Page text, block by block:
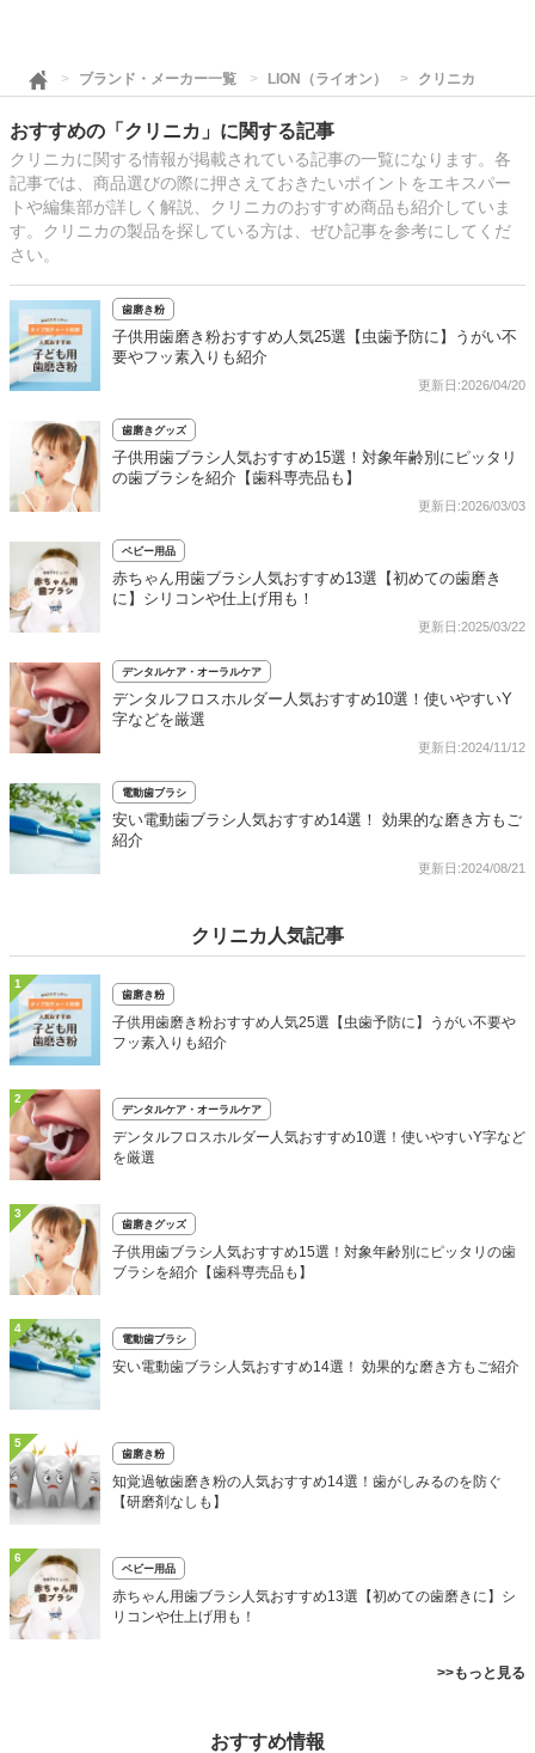
ブランド・メーカー一覧 LION（ライオン） クリニカ
おすすめの「クリニカ」に関する記事
クリニカに関する情報が掲載されている記事の一覧になります。各
記事では、商品選びの際に押さえておきたいポイントをエキスパー
トや編集部が詳しく解説、クリニカのおすすめ商品も紹介していま
す。クリニカの製品を探している方は、ぜひ記事を参考にしてくだ
さい。
歯磨き粉
子供用歯磨き粉おすすめ人気25選【虫歯予防に】うがい不
要やフッ素入りも紹介
更新日:2026/04/20
歯磨きグッズ
子供用歯ブラシ人気おすすめ15選！対象年齢別にピッタリ
の歯ブラシを紹介【歯科専売品も】
更新日:2026/03/03
ベビー用品
赤ちゃん用歯ブラシ人気おすすめ13選【初めての歯磨き
に】シリコンや仕上げ用も！
更新日:2025/03/22
デンタルケア・オーラルケア
デンタルフロスホルダー人気おすすめ10選！使いやすいY
字などを厳選
更新日:2024/11/12
電動歯ブラシ
安い電動歯ブラシ人気おすすめ14選！ 効果的な磨き方もご
紹介
更新日:2024/08/21
クリニカ人気記事
1
歯磨き粉
子供用歯磨き粉おすすめ人気25選【虫歯予防に】うがい不要や
フッ素入りも紹介
2
デンタルケア・オーラルケア
デンタルフロスホルダー人気おすすめ10選！使いやすいY字など
を厳選
3
歯磨きグッズ
子供用歯ブラシ人気おすすめ15選！対象年齢別にピッタリの歯
ブラシを紹介【歯科専売品も】
4
電動歯ブラシ
安い電動歯ブラシ人気おすすめ14選！ 効果的な磨き方もご紹介
5
歯磨き粉
知覚過敏歯磨き粉の人気おすすめ14選！歯がしみるのを防ぐ
【研磨剤なしも】
6
ベビー用品
赤ちゃん用歯ブラシ人気おすすめ13選【初めての歯磨きに】シ
リコンや仕上げ用も！
>>もっと見る
おすすめ情報